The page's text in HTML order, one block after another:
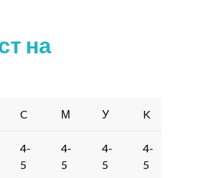
на
C М У K
4-
5
4-
5
4-
5
4-
5